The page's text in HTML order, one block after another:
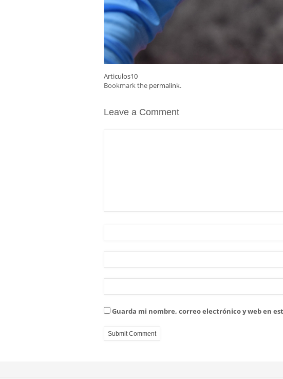
Articulos10
Bookmark the permalink.
Leave a Comment
Guarda mi nombre, correo electrónico y web en